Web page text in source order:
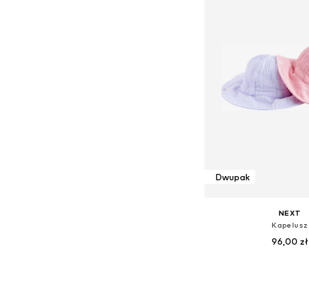
Dwupak
NEXT
Kapelusz
96,00 zł